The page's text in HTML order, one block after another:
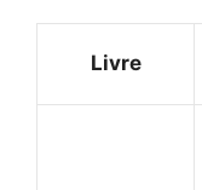
Livre